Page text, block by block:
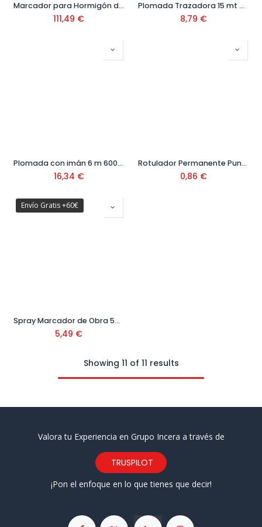
Marcador para Hormigón de Latón Ref. 3661001
111,49 €
Plomada Trazadora 15 mt Ref. 09514355
8,79 €
Plomada con imán 6 m 600 gr Ref. 70964
16,34 €
Rotulador Permanente Punta Fina 9 mm
0,86 €
Envío Gratis +60€
Spray Marcador de Obra 500 ml
5,49 €
Showing 11 of 11 results
Valora tu Experiencia en Grupo Incera a través de
TRUSPILOT
¡Pon el enfoque en lo que tienes que decir!